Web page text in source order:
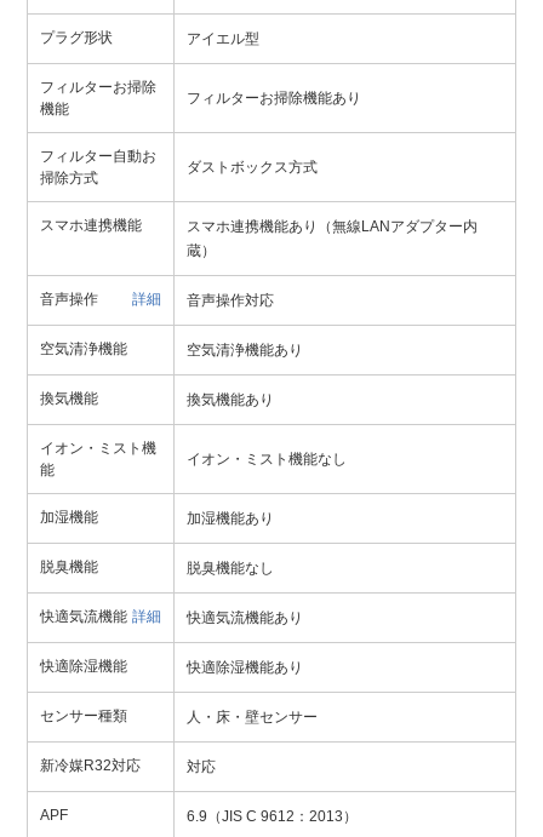
プラグ形状 アイエル型
フィルターお掃除
機能
フィルターお掃除機能あり
フィルター自動お
掃除方式
ダストボックス方式
スマホ連携機能
スマホ連携機能あり（無線LANアダプター内
蔵）
音声操作 詳細 音声操作対応
空気清浄機能 空気清浄機能あり
換気機能 換気機能あり
イオン・ミスト機
能
イオン・ミスト機能なし
加湿機能 加湿機能あり
脱臭機能 脱臭機能なし
快適気流機能 詳細 快適気流機能あり
快適除湿機能 快適除湿機能あり
センサー種類 人・床・壁センサー
新冷媒R32対応 対応
APF 6.9（JIS C 9612：2013）